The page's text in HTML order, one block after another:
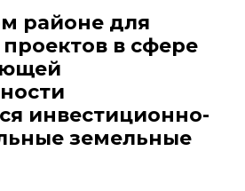
районе для
в сфере
инвестиционно-
земельные